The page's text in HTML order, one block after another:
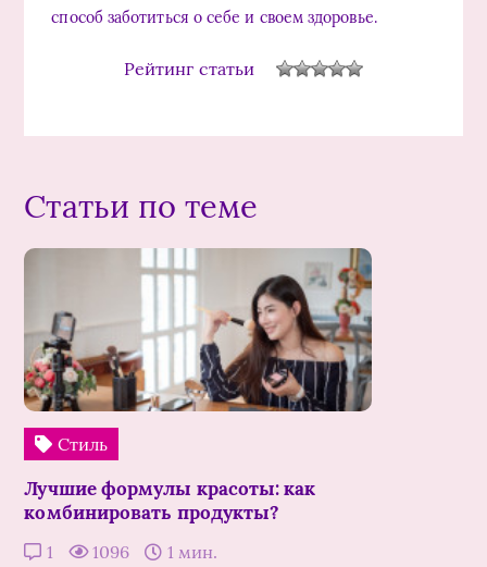
способ заботиться о себе и своем здоровье.
Рейтинг статьи
Статьи по теме
Стиль
Лучшие формулы красоты: как
комбинировать продукты?
1 1096 1 мин.